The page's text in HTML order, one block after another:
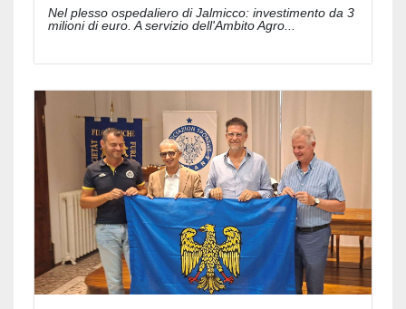
Nel plesso ospedaliero di Jalmicco: investimento da 3
milioni di euro. A servizio dell'Ambito Agro...